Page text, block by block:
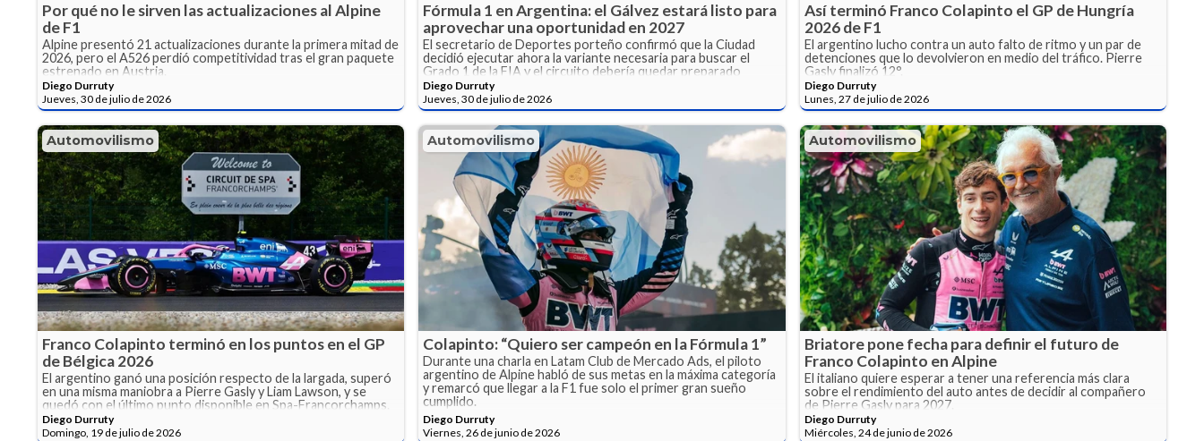
Por qué no le sirven las actualizaciones al Alpine
de F1
Alpine presentó 21 actualizaciones durante la primera mitad de
2026, pero el A526 perdió competitividad tras el gran paquete
estrenado en Austria.
Diego Durruty
Jueves, 30 de julio de 2026
Fórmula 1 en Argentina: el Gálvez estará listo para
aprovechar una oportunidad en 2027
El secretario de Deportes porteño confirmó que la Ciudad
decidió ejecutar ahora la variante necesaria para buscar el
Grado 1 de la FIA y el circuito debería quedar preparado
durante 2027, aunque Argentina todavía no tiene una fecha
dentro del calendario.
Diego Durruty
Jueves, 30 de julio de 2026
Así terminó Franco Colapinto el GP de Hungría
2026 de F1
El argentino lucho contra un auto falto de ritmo y un par de
detenciones que lo devolvieron en medio del tráfico. Pierre
Gasly finalizó 12°.
Diego Durruty
Lunes, 27 de julio de 2026
Automovilismo
Franco Colapinto terminó en los puntos en el GP
de Bélgica 2026
El argentino ganó una posición respecto de la largada, superó
en una misma maniobra a Pierre Gasly y Liam Lawson, y se
quedó con el último punto disponible en Spa-Francorchamps.
Diego Durruty
Domingo, 19 de julio de 2026
Automovilismo
Colapinto: “Quiero ser campeón en la Fórmula 1”
Durante una charla en Latam Club de Mercado Ads, el piloto
argentino de Alpine habló de sus metas en la máxima categoría
y remarcó que llegar a la F1 fue solo el primer gran sueño
cumplido.
Diego Durruty
Viernes, 26 de junio de 2026
Automovilismo
Briatore pone fecha para definir el futuro de
Franco Colapinto en Alpine
El italiano quiere esperar a tener una referencia más clara
sobre el rendimiento del auto antes de decidir al compañero
de Pierre Gasly para 2027.
Diego Durruty
Miércoles, 24 de junio de 2026